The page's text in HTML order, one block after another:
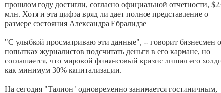
прошлом году достигли, согласно официальной отчетности,
млн. Хотя и эта цифра вряд ли дает полное представление о
размере состояния Александра Ебралидзе.
"С улыбкой просматриваю эти данные", -- говорит бизнесмен о
попытках журналистов подсчитать деньги в его кармане, но
соглашается, что мировой финансовый кризис лишил его
как минимум 30% капитализации.
На сегодня "Талион" одновременно занимается гостиничным,